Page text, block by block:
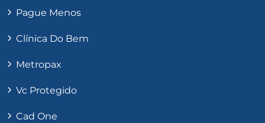
Pague Menos
Clínica Do Bem
Metropax
Vc Protegido
Cad One